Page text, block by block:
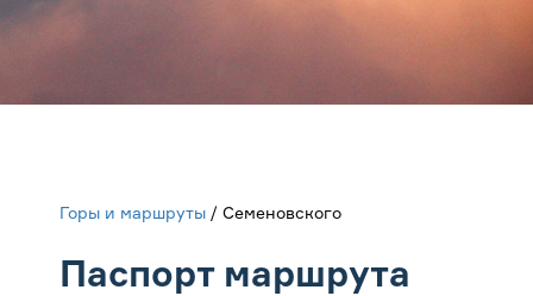
Горы и маршруты / Семеновского
Паспорт маршрута